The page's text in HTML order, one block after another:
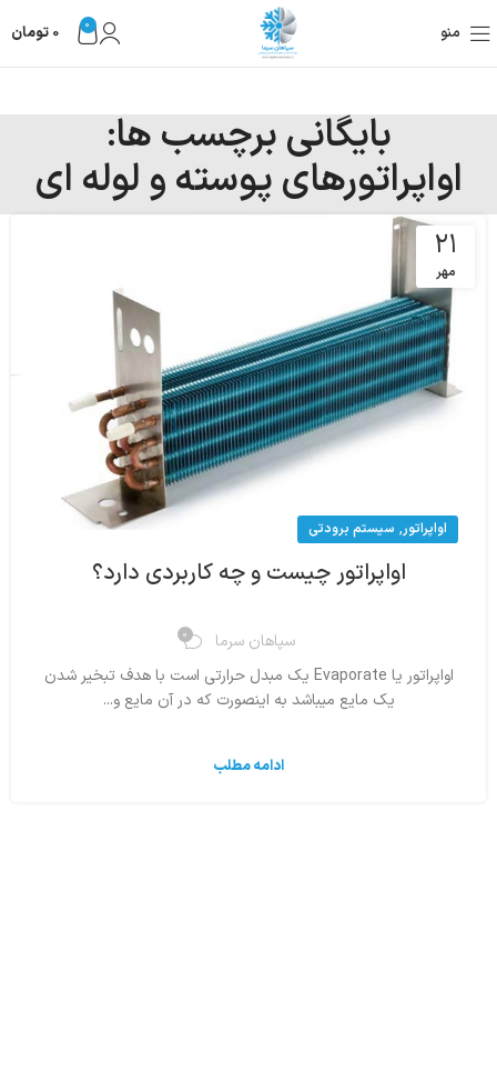
منو 0
0 تومان
بایگانی برچسب ها:
اواپراتورهای پوسته و لوله ای
۲۱
مهر
اواپراتور, سیستم برودتی
اواپراتور چیست و چه کاربردی دارد؟
سپاهان سرما 0
اواپراتور یا Evaporate یک مبدل حرارتی است با هدف تبخیر شدن
یک مایع میباشد به اینصورت که در آن مایع و...
ادامه مطلب